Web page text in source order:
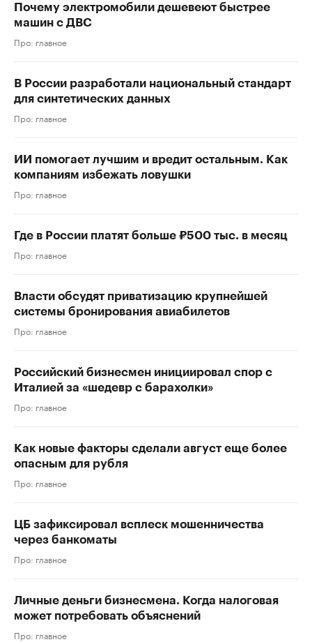
Почему электромобили дешевеют быстрее
машин с ДВС
Про: главное
В России разработали национальный стандарт
для синтетических данных
Про: главное
ИИ помогает лучшим и вредит остальным. Как
компаниям избежать ловушки
Про: главное
Где в России платят больше ₽500 тыс. в месяц
Про: главное
Власти обсудят приватизацию крупнейшей
системы бронирования авиабилетов
Про: главное
Российский бизнесмен инициировал спор с
Италией за «шедевр с барахолки»
Про: главное
Как новые факторы сделали август еще более
опасным для рубля
Про: главное
ЦБ зафиксировал всплеск мошенничества
через банкоматы
Про: главное
Личные деньги бизнесмена. Когда налоговая
может потребовать объяснений
Про: главное